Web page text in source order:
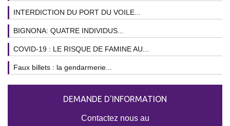
INTERDICTION DU PORT DU VOILE...
BIGNONA: QUATRE INDIVIDUS...
COVID-19 : LE RISQUE DE FAMINE AU...
Faux billets : la gendarmerie...
DEMANDE D'INFORMATION
Contactez nous au